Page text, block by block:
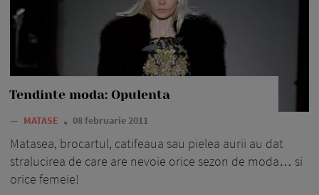
Tendinte moda: Opulenta
— MATASE 08 februarie 2011
Matasea, brocartul, catifeaua sau pielea aurii au dat
stralucirea de care are nevoie orice sezon de moda… si
orice femeie!